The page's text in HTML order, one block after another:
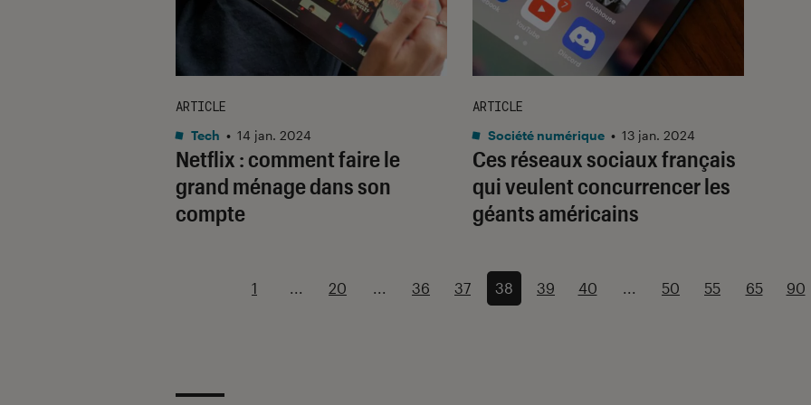
Netflix : comment faire le
grand ménage dans son
compte
ARTICLE
Tech • 14 jan. 2024
Ces réseaux sociaux français
qui veulent concurrencer les
géants américains
ARTICLE
Société numérique • 13 jan. 2024
1 ... 20 ... 36 37 38 39 40 ... 50 55 65 90